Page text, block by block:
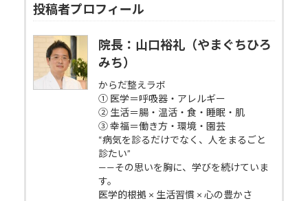
投稿者プロフィール
院長：山口裕礼（やまぐちひろ
みち）
からだ整えラボ
① 医学＝呼吸器・アレルギー
② 生活＝腸・温活・食・睡眠・肌
③ 幸福＝働き方・環境・園芸
“病気を診るだけでなく、人をまるごと
診たい”
——その思いを胸に、学びを続けていま
す。
医学的根拠 × 生活習慣 × 心の豊かさ